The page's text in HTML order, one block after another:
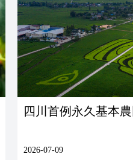
四川首例永久基本
2026-07-09